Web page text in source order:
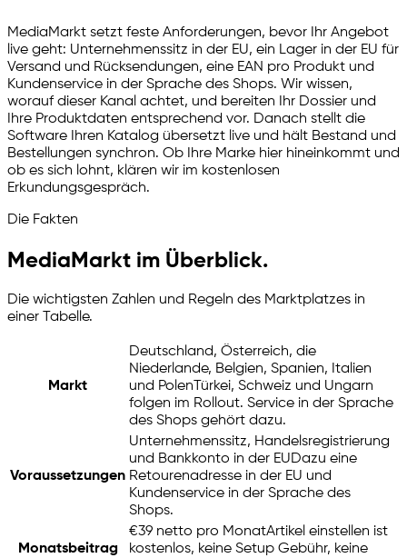
MediaMarkt setzt feste Anforderungen, bevor Ihr Angebot
live geht: Unternehmenssitz in der EU, ein Lager in der EU für
Versand und Rücksendungen, eine EAN pro Produkt und
Kundenservice in der Sprache des Shops. Wir wissen,
worauf dieser Kanal achtet, und bereiten Ihr Dossier und
Ihre Produktdaten entsprechend vor. Danach stellt die
Software Ihren Katalog übersetzt live und hält Bestand und
Bestellungen synchron. Ob Ihre Marke hier hineinkommt und
ob es sich lohnt, klären wir im kostenlosen
Erkundungsgespräch.
Die Fakten
MediaMarkt im Überblick.
Die wichtigsten Zahlen und Regeln des Marktplatzes in
einer Tabelle.
Markt
Deutschland, Österreich, die
Niederlande, Belgien, Spanien, Italien
und Polen Türkei, Schweiz und Ungarn
folgen im Rollout. Service in der Sprache
des Shops gehört dazu.
Voraussetzungen
Unternehmenssitz, Handelsregistrierung
und Bankkonto in der EUDazu eine
Retourenadresse in der EU und
Kundenservice in der Sprache des
Shops.
Monatsbeitrag
€39 netto pro MonatArtikel einstellen ist
kostenlos, keine Setup Gebühr, keine